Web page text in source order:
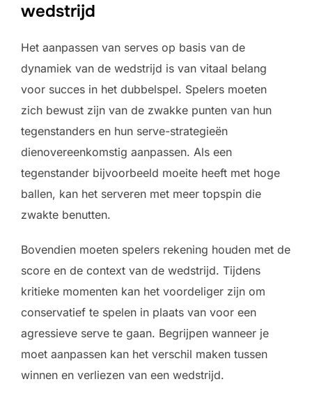
wedstrijd
Het aanpassen van serves op basis van de
dynamiek van de wedstrijd is van vitaal belang
voor succes in het dubbelspel. Spelers moeten
zich bewust zijn van de zwakke punten van hun
tegenstanders en hun serve-strategieën
dienovereenkomstig aanpassen. Als een
tegenstander bijvoorbeeld moeite heeft met hoge
ballen, kan het serveren met meer topspin die
zwakte benutten.
Bovendien moeten spelers rekening houden met de
score en de context van de wedstrijd. Tijdens
kritieke momenten kan het voordeliger zijn om
conservatief te spelen in plaats van voor een
agressieve serve te gaan. Begrijpen wanneer je
moet aanpassen kan het verschil maken tussen
winnen en verliezen van een wedstrijd.